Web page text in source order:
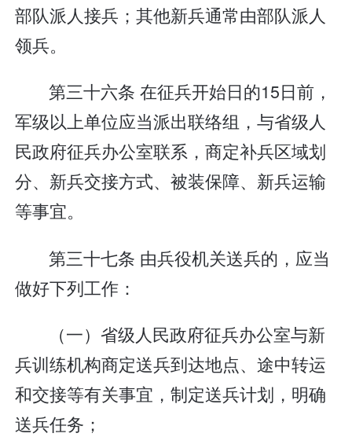
部队派人接兵；其他新兵通常由部队派人
领兵。
第三十六条 在征兵开始日的15日前，
军级以上单位应当派出联络组，与省级人
民政府征兵办公室联系，商定补兵区域划
分、新兵交接方式、被装保障、新兵运输
等事宜。
第三十七条 由兵役机关送兵的，应当
做好下列工作：
（一）省级人民政府征兵办公室与新
兵训练机构商定送兵到达地点、途中转运
和交接等有关事宜，制定送兵计划，明确
送兵任务；